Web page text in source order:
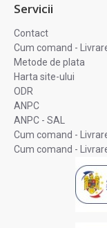
Servicii
Contact
Cum comand -
Metode de plata
Harta site-ului
ODR
ANPC
ANPC - SAL
Cum comand -
Cum comand -